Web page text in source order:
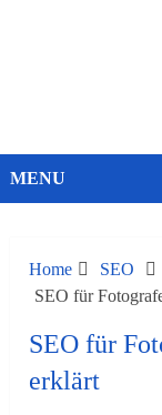
MENU
Home
SEO
SEO für
SEO für
erklärt